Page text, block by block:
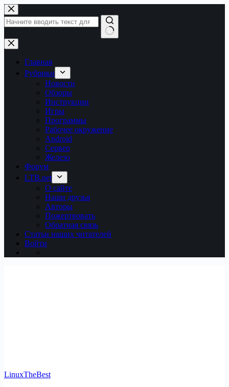
Перейти
к
сути
Ничего
не
найденоГлавная
Рубрики
Новости
Обзоры
Инструкции
Игры
Программы
Рабочее окружение
Android
Сервер
Железо
Форум
LTB.net
О сайте
Наши друзья
Авторы
Пожертвовать
Обратная связь
Статьи наших читателей
Войти
LinuxTheBest